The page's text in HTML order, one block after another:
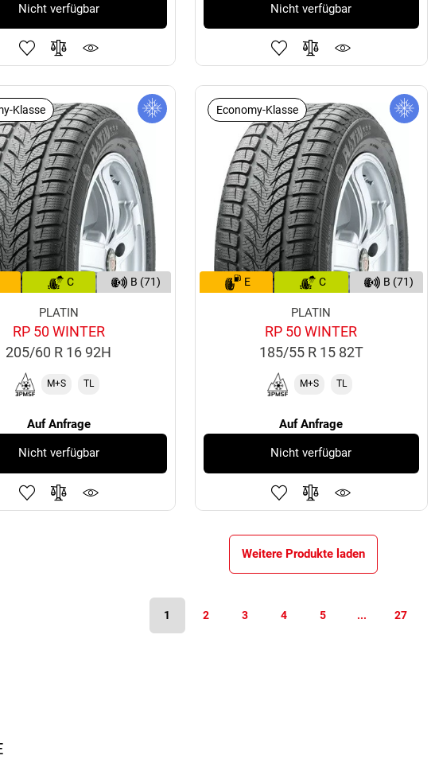
Nicht verfügbar Nicht verfügbar
Klasse
C B (71)
PLATIN
RP 50 WINTER
205/60 R 16 92H
M+S TL
Auf Anfrage
Nicht verfügbar
Economy-Klasse
E C B (71)
PLATIN
RP 50 WINTER
185/55 R 15 82T
M+S TL
Auf Anfrage
Nicht verfügbar
Weitere Produkte laden
1 2 3 4 5 ... 27